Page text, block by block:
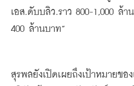
เอส.ดับบลิว.ราว 800-1,000 ล้า
400 ล้านบาท”
สุรพลยังเปิดเผยถึงเป้าหมายขอ